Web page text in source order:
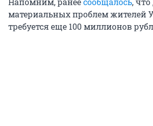
материальных проблем жителей
требуется еще 100 миллионов